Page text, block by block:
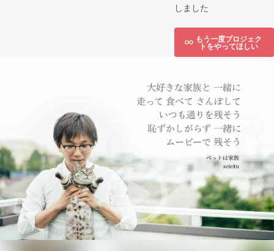
しました
もう一度プロジェク
トをやってほしい